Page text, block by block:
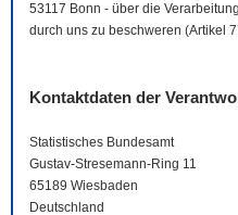
53117 Bonn - über die
durch uns zu beschweren (Artikel
Kontaktdaten der
Statistisches Bundesamt
Gustav-Stresemann-Ring 11
65189 Wiesbaden
Deutschland